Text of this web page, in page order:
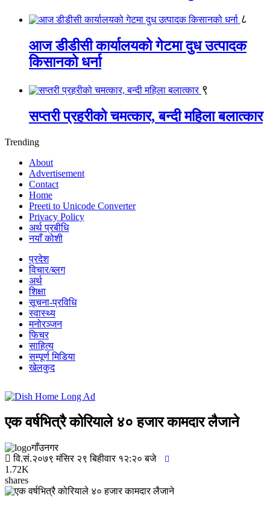
८
आज डीडीसी कार्यालयको गेटमा दुध उत्पादक
किसानको धर्ना
९
सप्तरी प्रहरीको चमत्कार, बन्दी महिला बलात्कार
Trending
About
Advertisement
Contact
Home
Preeti to Unicode Converter
Privacy Policy
अर्थ प्रबीधि
नयाँ कोशी
प्रदेश
विचार/ब्लग
अर्थ
शिक्षा
सूचना-प्रविधि
स्वास्थ्य
मनोरञ्जन
फिचर
साहित्य
सम्पूर्ण मिडिया
खेलकुद
एक वर्षभित्रै कोरियाले ४० हजार कामदार लैजाने
गाँउनगर
वि.सं.२०७९ मंसिर २९ बिहीवार १२:२० बजे
1.72K
shares